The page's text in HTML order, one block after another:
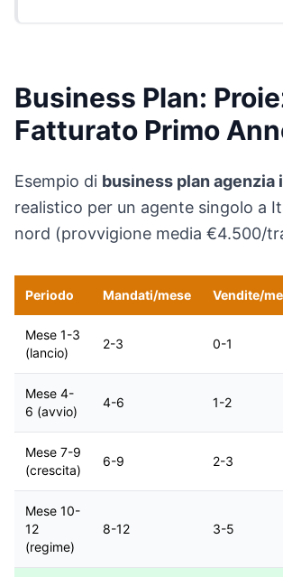
Business Plan:
Fatturato Primo
Esempio di business plan agenzia
realistico per un agente singolo a
nord (provvigione media €4.500/
Periodo Mandati/mese Vendite/
Mese 1-3
(lancio)
2-3 0-1
Mese 4-
6 (avvio)
4-6 1-2
Mese 7-9
(crescita)
6-9 2-3
Mese 10-
12
(regime)
8-12 3-5